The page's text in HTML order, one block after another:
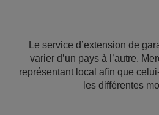
Le service d’extension de
varier d’un pays à l’autre.
représentant local afin que
les différentes